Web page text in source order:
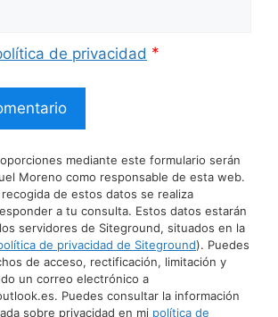
de privacidad *
mediante este formulario serán
Moreno como responsable de esta web.
de estos datos se realiza
a tu consulta. Estos datos estarán
servidores de Siteground, situados en la
de privacidad de Siteground). Puedes
de acceso, rectificación, limitación y
un correo electrónico a
Puedes consultar la información
sobre privacidad en mi política de